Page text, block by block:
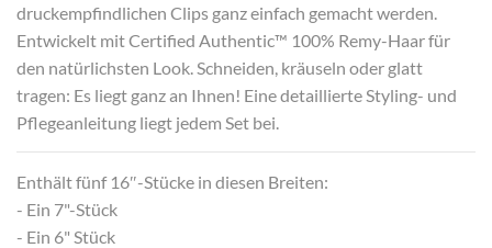
druckempfindlichen Clips ganz einfach gemacht werden.
Entwickelt mit Certified Authentic™ 100% Remy-Haar für
den natürlichsten Look. Schneiden, kräuseln oder glatt
tragen: Es liegt ganz an Ihnen! Eine detaillierte Styling- und
Pflegeanleitung liegt jedem Set bei.
Enthält fünf 16″-Stücke in diesen Breiten:
- Ein 7"-Stück
- Ein 6" Stück